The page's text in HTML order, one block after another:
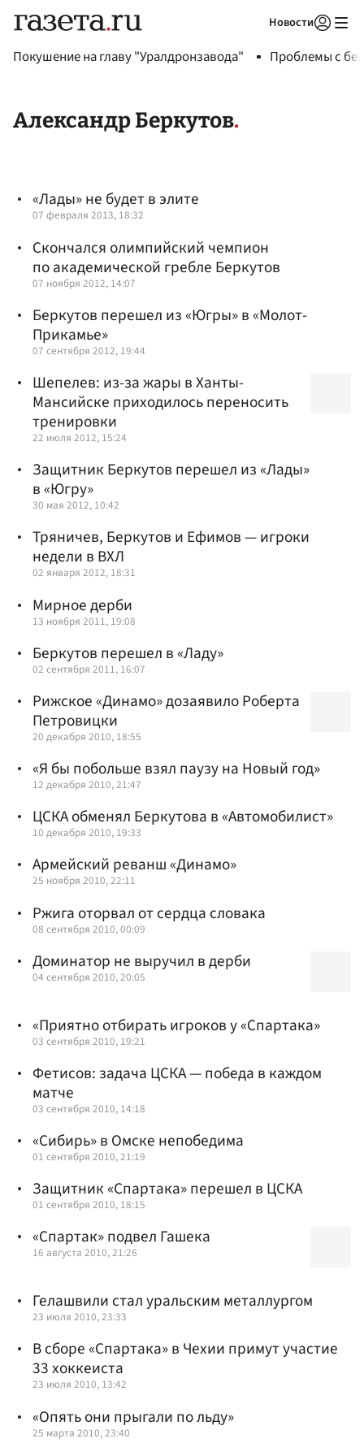
Новости
Покушение на главу "Уралдронзавода" Проблемы с
Александр Беркутов
«Лады» не будет в элите
07 февраля 2013, 18:32
Скончался олимпийский чемпион
по академической гребле Беркутов
07 ноября 2012, 14:07
Беркутов перешел из «Югры» в «Молот-
Прикамье»
07 сентября 2012, 19:44
Шепелев: из-за жары в Ханты-
Мансийске приходилось переносить
тренировки
22 июля 2012, 15:24
Защитник Беркутов перешел из «Лады»
в «Югру»
30 мая 2012, 10:42
Тряничев, Беркутов и Ефимов — игроки
недели в ВХЛ
02 января 2012, 18:31
Мирное дерби
13 ноября 2011, 19:08
Беркутов перешел в «Ладу»
02 сентября 2011, 16:07
Рижское «Динамо» дозаявило Роберта
Петровицки
20 декабря 2010, 18:55
«Я бы побольше взял паузу на Новый год»
12 декабря 2010, 21:47
ЦСКА обменял Беркутова в «Автомобилист»
10 декабря 2010, 19:33
Армейский реванш «Динамо»
25 ноября 2010, 22:11
Ржига оторвал от сердца словака
08 сентября 2010, 00:09
Доминатор не выручил в дерби
04 сентября 2010, 20:05
«Приятно отбирать игроков у «Спартака»
03 сентября 2010, 19:21
Фетисов: задача ЦСКА — победа в каждом
матче
03 сентября 2010, 14:18
«Сибирь» в Омске непобедима
01 сентября 2010, 21:19
Защитник «Спартака» перешел в ЦСКА
01 сентября 2010, 18:15
«Спартак» подвел Гашека
16 августа 2010, 21:26
Гелашвили стал уральским металлургом
23 июля 2010, 23:33
В сборе «Спартака» в Чехии примут участие
33 хоккеиста
23 июля 2010, 13:42
«Опять они прыгали по льду»
25 марта 2010, 23:40